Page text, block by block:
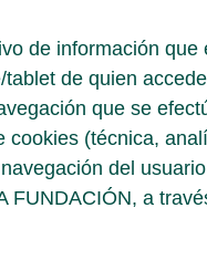
de información
de quien
que se
cookies (técnica,
del
FUNDACIÓN, a